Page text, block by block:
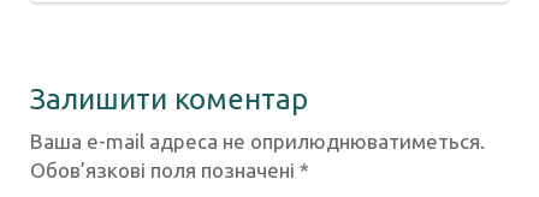
Залишити коментар
Ваша e-mail адреса не оприлюднюватиметься.
Обов’язкові поля позначені *